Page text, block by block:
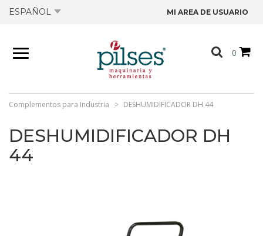
ESPAÑOL MI AREA DE USUARIO
0
PRODUCTOS
TIENDA
OFERTAS
Complementos para Industria DESHUMIDIFICADOR DH 44
DESHUMIDIFICADOR DH
44